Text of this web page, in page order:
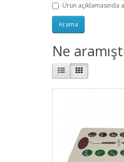
Ürün açıklamasında
Ne